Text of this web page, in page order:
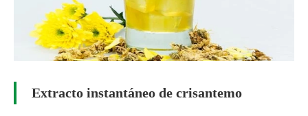
Extracto instantáneo de crisantemo